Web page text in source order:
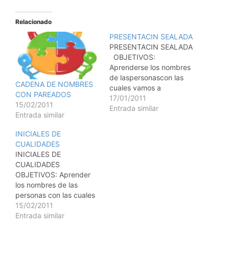
Relacionado
CADENA DE NOMBRES
CON PAREADOS
15/02/2011
Entrada similar
PRESENTACIN SEALADA
PRESENTACIN SEALADA
OBJETIVOS:
Aprenderse los nombres
de laspersonascon las
cuales vamos a
compartir un rato de
diversin mediante el
17/01/2011
Entrada similar
INICIALES DE
CUALIDADES
INICIALES DE
CUALIDADES
OBJETIVOS: Aprender
los nombres de las
personas con las cuales
vamos a compartir un
rato de juego. Con esta
15/02/2011
Entrada similar